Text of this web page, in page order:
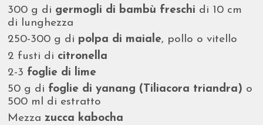
300 g di germogli di bambù freschi di 10 cm
di lunghezza
250-300 g di polpa di maiale, pollo o vitello
2 fusti di citronella
2-3 foglie di lime
50 g di foglie di yanang (Tiliacora triandra) o
500 ml di estratto
Mezzazucca kabocha